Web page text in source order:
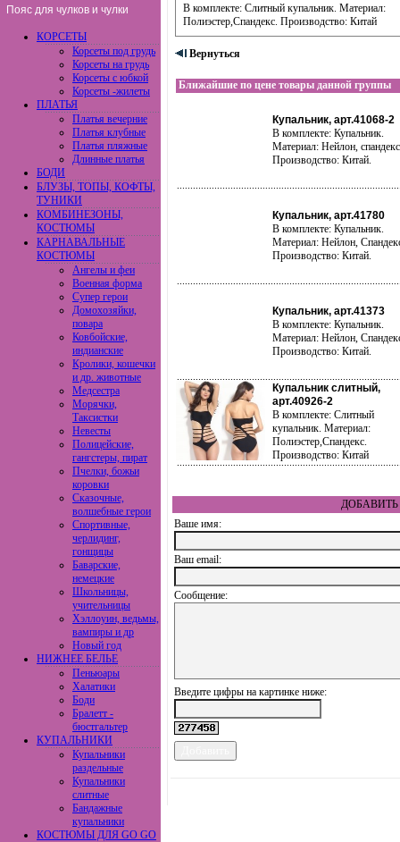
Пояс для чулков и чулки
КОРСЕТЫ
Корсеты под грудь
Корсеты на грудь
Корсеты с юбкой
Корсеты -жилеты
ПЛАТЬЯ
Платья вечерние
Платья клубные
Платья пляжные
Длинные платья
БОДИ
БЛУЗЫ, ТОПЫ, КОФТЫ,
ТУНИКИ
КОМБИНЕЗОНЫ,
КОСТЮМЫ
КАРНАВАЛЬНЫЕ
КОСТЮМЫ
Ангелы и феи
Военная форма
Супер герои
Домохозяйки,
повара
Ковбойские,
индианские
Кролики, кошечки
и др. животные
Медсестра
Морячки,
Таксистки
Невесты
Полицейские,
гангстеры, пират
Пчелки, божьи
коровки
Сказочные,
волшебные герои
Спортивные,
черлидинг,
гонщицы
Баварские,
немецкие
Школьницы,
учительницы
Хэллоуин, ведьмы,
вампиры и др
Новый год
НИЖНЕЕ БЕЛЬЕ
Пеньюары
Халатики
Боди
Бралетт -
бюстгальтер
КУПАЛЬНИКИ
Купальники
раздельные
Купальники
слитные
Бандажные
купальники
КОСТЮМЫ ДЛЯ GO GO
В комплекте: Слитный купальник. Материал:
Полиэстер,Спандекс. Производство: Китай
Вернуться
Ближайшие по цене товары данной группы
Купальник, арт.41068-2
В комплекте: Купальник.
Материал: Нейлон,
Производство: Китай.
Купальник, арт.41780
В комплекте: Купальник.
Материал: Нейлон,
Производство: Китай.
Купальник, арт.41373
В комплекте: Купальник.
Материал: Нейлон,
Производство: Китай.
Купальник слитный,
арт.40926-2
В комплекте: Слитный
купальник. Материал:
Полиэстер,Спандекс.
Производство: Китай
ДОБАВИТЬ
Ваше имя:
Ваш еmail:
Сообщение:
Введите цифры на картинке ниже: